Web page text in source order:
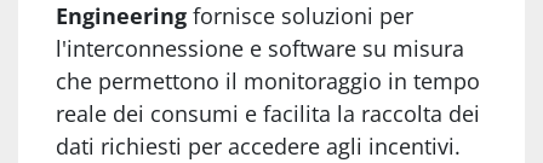
Engineering fornisce soluzioni per
l'interconnessione e software su misura
che permettono il monitoraggio in tempo
reale dei consumi e facilita la raccolta dei
dati richiesti per accedere agli incentivi.